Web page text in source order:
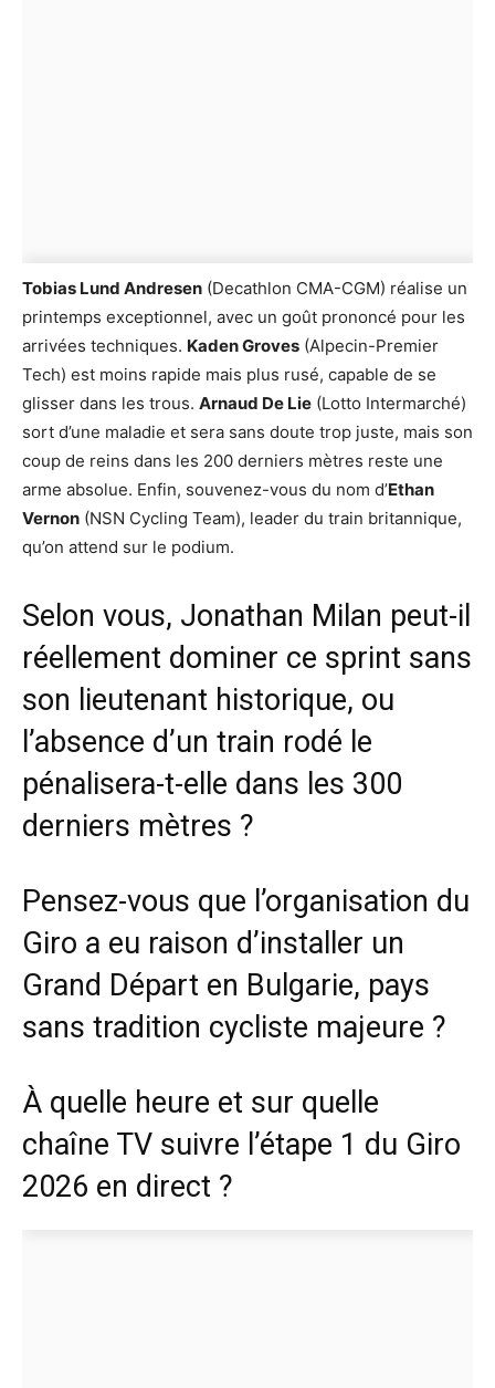
Tobias Lund Andresen (Decathlon CMA-CGM) réalise un
printemps exceptionnel, avec un goût prononcé pour les
arrivées techniques. Kaden Groves (Alpecin-Premier
Tech) est moins rapide mais plus rusé, capable de se
glisser dans les trous. Arnaud De Lie (Lotto Intermarché)
sort d’une maladie et sera sans doute trop juste, mais son
coup de reins dans les 200 derniers mètres reste une
arme absolue. Enfin, souvenez-vous du nom d’Ethan
Vernon (NSN Cycling Team), leader du train britannique,
qu’on attend sur le podium.
Selon vous, Jonathan Milan peut-il
réellement dominer ce sprint sans
son lieutenant historique, ou
l’absence d’un train rodé le
pénalisera-t-elle dans les 300
derniers mètres ?
Pensez-vous que l’organisation du
Giro a eu raison d’installer un
Grand Départ en Bulgarie, pays
sans tradition cycliste majeure ?
À quelle heure et sur quelle
chaîne TV suivre l’étape 1 du Giro
2026 en direct ?